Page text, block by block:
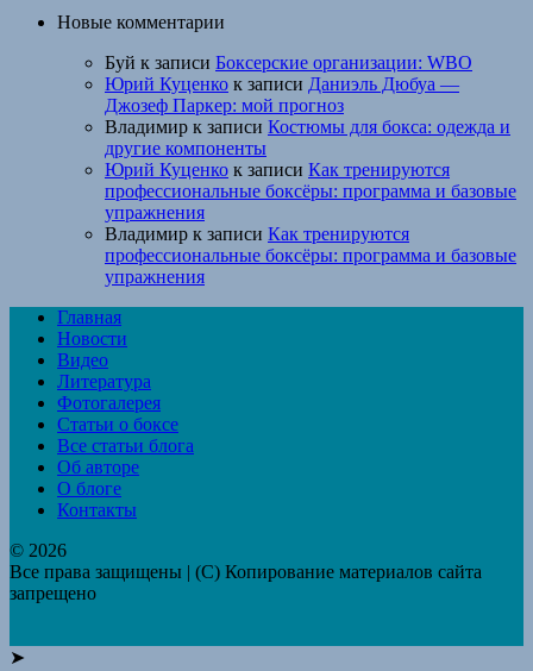
Новые комментарии
Буй к записи Боксерские организации: WBO
Юрий Куценко к записи Даниэль Дюбуа —
Джозеф Паркер: мой прогноз
Владимир к записи Костюмы для бокса: одежда и
другие компоненты
Юрий Куценко к записи Как тренируются
профессиональные боксёры: программа и базовые
упражнения
Владимир к записи Как тренируются
профессиональные боксёры: программа и базовые
упражнения
Главная
Новости
Видео
Литература
Фотогалерея
Статьи о боксе
Все статьи блога
Об авторе
О блоге
Контакты
© 2026
Все права защищены | (C) Копирование материалов сайта
запрещено
➤